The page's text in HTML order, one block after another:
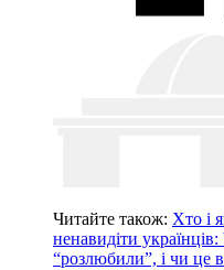
Читайте також: Хто і
ненавидіти
“розлюбили”, і чи це